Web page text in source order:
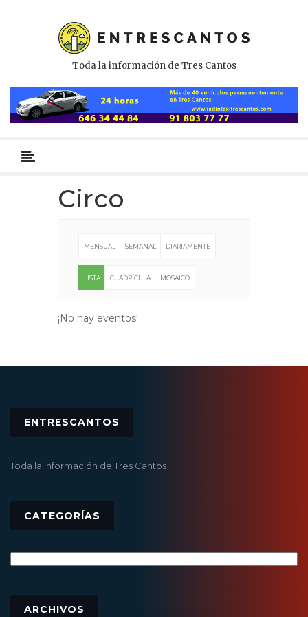
Toda la información de Tres Cantos
primario
Circo
MENSUAL SEMANAL DIARIAMENTE
LISTA CUADRÍCULA MOSAICO
¡No hay eventos!
ENTRESCANTOS
Toda la información de Tres Cantos
CATEGORÍAS
ARCHIVOS